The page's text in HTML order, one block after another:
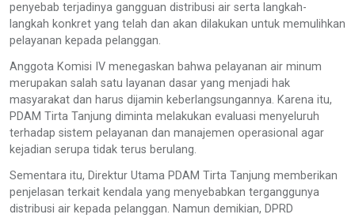
penyebab terjadinya gangguan distribusi air serta langkah-
langkah konkret yang telah dan akan dilakukan untuk memulihkan
pelayanan kepada pelanggan.
Anggota Komisi IV menegaskan bahwa pelayanan air minum
merupakan salah satu layanan dasar yang menjadi hak
masyarakat dan harus dijamin keberlangsungannya. Karena itu,
PDAM Tirta Tanjung diminta melakukan evaluasi menyeluruh
terhadap sistem pelayanan dan manajemen operasional agar
kejadian serupa tidak terus berulang.
Sementara itu, Direktur Utama PDAM Tirta Tanjung memberikan
penjelasan terkait kendala yang menyebabkan terganggunya
distribusi air kepada pelanggan. Namun demikian, DPRD